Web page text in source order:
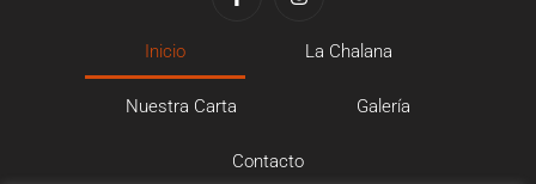
Inicio La Chalana
Nuestra Carta Galería
Contacto